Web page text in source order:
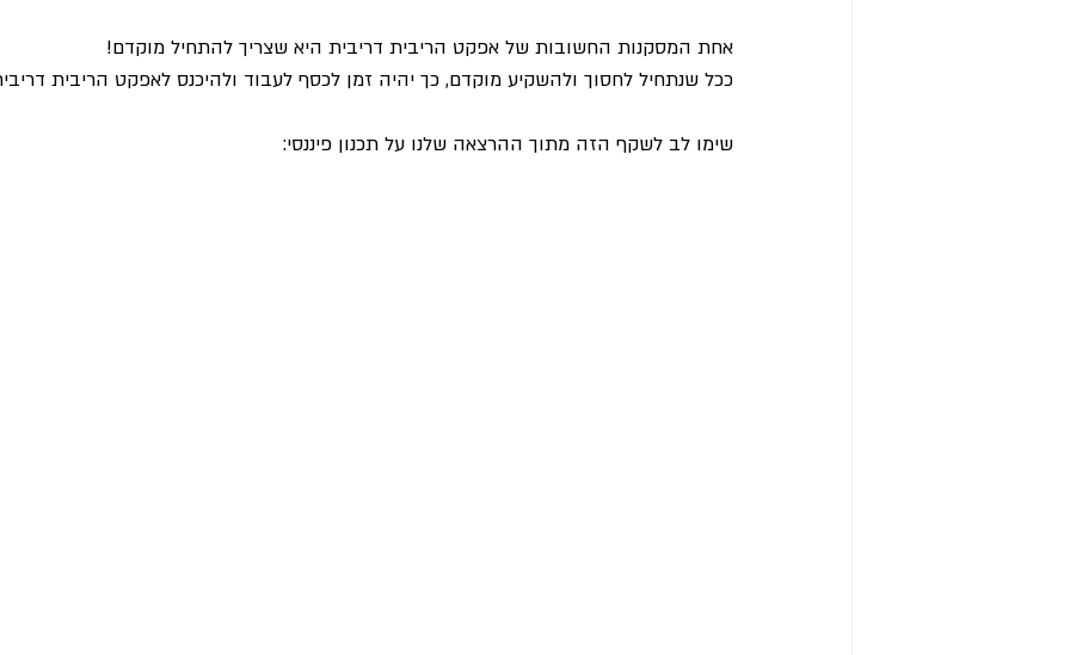
אחת המסקנות החשובות של אפקט הריבית דריבית היא שצריך להתחיל מוקדם!
ככל שנתחיל לחסוך ולהשקיע מוקדם, כך יהיה זמן לכסף לעבוד ולהיכנס לאפקט הריבית
שימו לב לשקף הזה מתוך ההרצאה שלנו על תכנון פיננסי: